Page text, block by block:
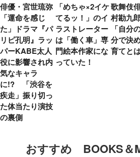
俳優・宮世琉弥
「運命を感じ
た」ドラマ『パ
リピ孔明』ラッ
パーKABE太人
役に影響され内
気なキャラ
に!? 「渋谷を
疾走」振り切っ
た体当たり演技
の裏側
「めちゃ×2イケ
てるッ！」のイ
ラストレーター
は「働く車」専
門絵本作家にな
っていた！
歌舞伎
村勘九
「自分
分で決
育てと
おすすめ BOOKS＆